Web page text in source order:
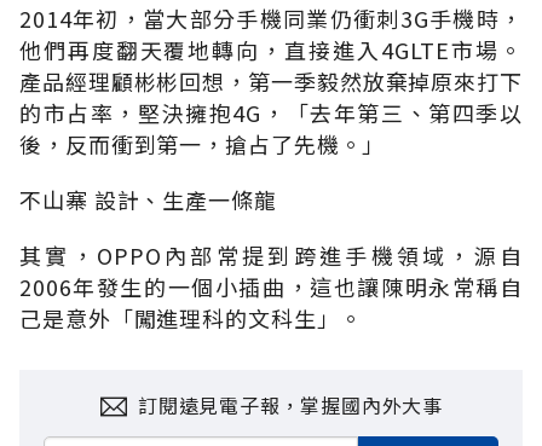
2014年初，當大部分手機同業仍衝刺3G手機時，
他們再度翻天覆地轉向，直接進入4GLTE市場。
產品經理顧彬彬回想，第一季毅然放棄掉原來打下
的市占率，堅決擁抱4G，「去年第三、第四季以
後，反而衝到第一，搶占了先機。」
不山寨 設計、生產一條龍
其實，OPPO內部常提到跨進手機領域，源自
2006年發生的一個小插曲，這也讓陳明永常稱自
己是意外「闖進理科的文科生」。
訂閱遠見電子報，掌握國內外大事